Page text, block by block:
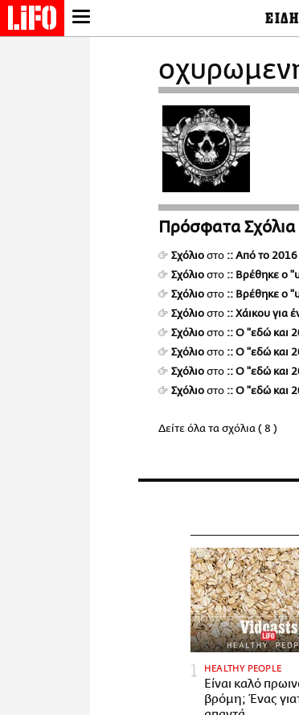
NEWSLETTER
ΜΙΚΡΟΠΡΑΓΜΑΤΑ
THE GOOD LIFO
LIFOLAND
CITY GUIDE
ΑΜΠΑ
PRINT
Διεθνή
Πρόσφατα Σχόλια
Σχόλιοστο :: Από το
Σχόλιοστο :: Bρέθηκε ο
Σχόλιοστο :: Bρέθηκε ο
Σχόλιοστο :: Χάικου για
Σχόλιοστο :: Ο "εδώ και
Σχόλιοστο :: Ο "εδώ και
Σχόλιοστο :: Ο "εδώ και
Σχόλιοστο :: Ο "εδώ και
Δείτε όλα τα σχόλια ( 8 )
HEALTHY PEOPLE
Είναι καλό
βρόμη; Ένας